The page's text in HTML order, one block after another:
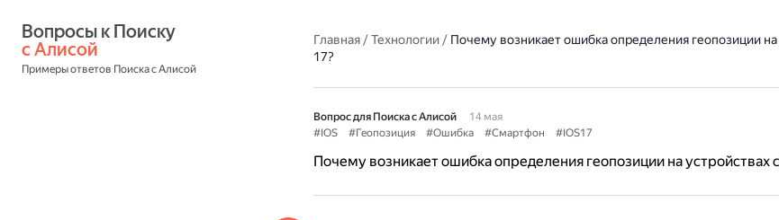
с Алисой
Примеры ответов Поиска с Алисой
Главная/Технологии/ Почему возникает ошибка определения геопозиции на
17?
Вопрос для Поиска с Алисой
14 мая
#IOS
#Геопозиция #Ошибка #Смартфон #IOS17
Почему возникает ошибка определения геопозиции на устройствах